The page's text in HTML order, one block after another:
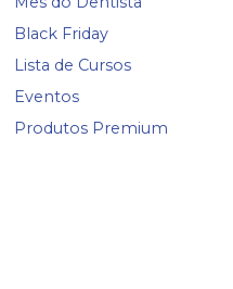
Black Friday
Lista de Cursos
Eventos
Produtos Premium